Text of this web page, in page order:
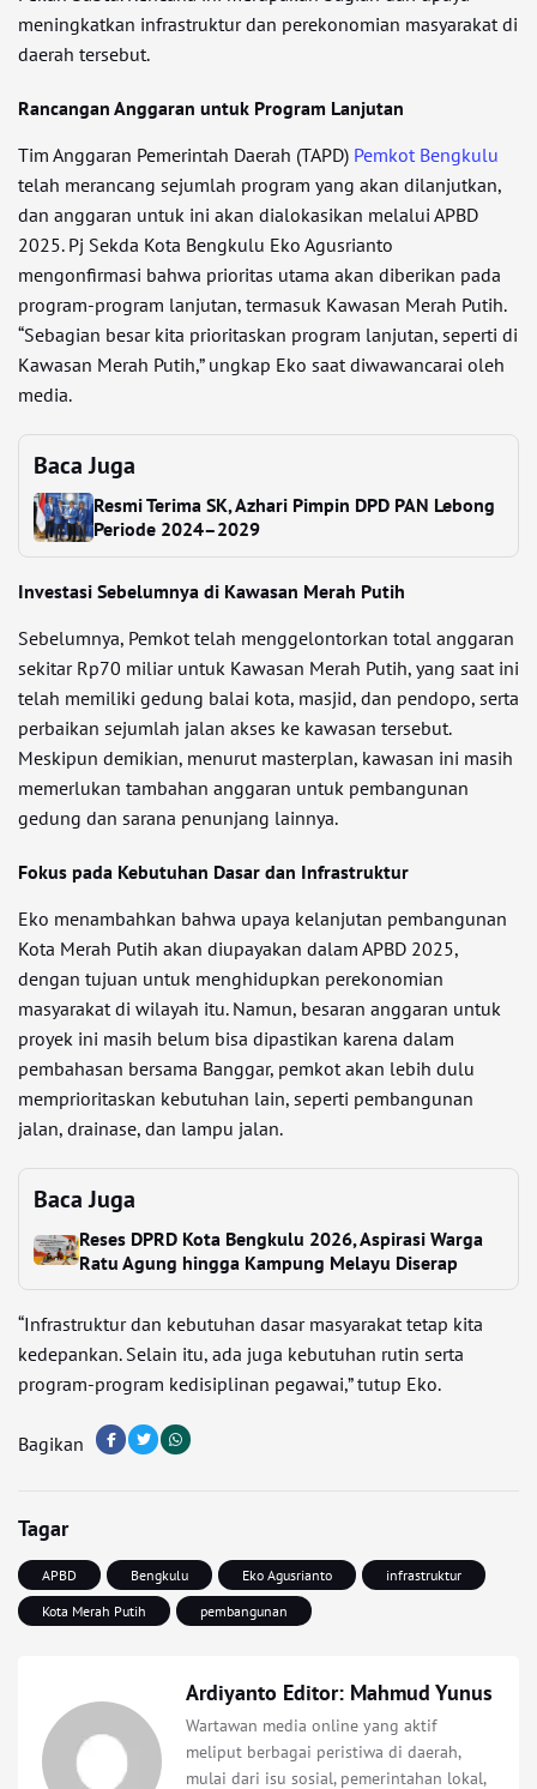
meningkatkan infrastruktur dan perekonomian masyarakat di
daerah tersebut.
Rancangan Anggaran untuk Program Lanjutan
Tim Anggaran Pemerintah Daerah (TAPD) Pemkot Bengkulu
telah merancang sejumlah program yang akan dilanjutkan,
dan anggaran untuk ini akan dialokasikan melalui APBD
2025. Pj Sekda Kota Bengkulu Eko Agusrianto
mengonfirmasi bahwa prioritas utama akan diberikan pada
program-program lanjutan, termasuk Kawasan Merah Putih.
“Sebagian besar kita prioritaskan program lanjutan, seperti di
Kawasan Merah Putih,” ungkap Eko saat diwawancarai oleh
media.
Baca Juga
Resmi Terima SK, Azhari Pimpin DPD PAN Lebong
Periode 2024–2029
Investasi Sebelumnya di Kawasan Merah Putih
Sebelumnya, Pemkot telah menggelontorkan total anggaran
sekitar Rp70 miliar untuk Kawasan Merah Putih, yang saat ini
telah memiliki gedung balai kota, masjid, dan pendopo, serta
perbaikan sejumlah jalan akses ke kawasan tersebut.
Meskipun demikian, menurut masterplan, kawasan ini masih
memerlukan tambahan anggaran untuk pembangunan
gedung dan sarana penunjang lainnya.
Fokus pada Kebutuhan Dasar dan Infrastruktur
Eko menambahkan bahwa upaya kelanjutan pembangunan
Kota Merah Putih akan diupayakan dalam APBD 2025,
dengan tujuan untuk menghidupkan perekonomian
masyarakat di wilayah itu. Namun, besaran anggaran untuk
proyek ini masih belum bisa dipastikan karena dalam
pembahasan bersama Banggar, pemkot akan lebih dulu
memprioritaskan kebutuhan lain, seperti pembangunan
jalan, drainase, dan lampu jalan.
Baca Juga
Reses DPRD Kota Bengkulu 2026, Aspirasi Warga
Ratu Agung hingga Kampung Melayu Diserap
“Infrastruktur dan kebutuhan dasar masyarakat tetap kita
kedepankan. Selain itu, ada juga kebutuhan rutin serta
program-program kedisiplinan pegawai,” tutup Eko.
Bagikan
Tagar
APBD Bengkulu Eko Agusrianto
infrastruktur
Kota Merah Putih
pembangunan
Ardiyanto Editor: Mahmud Yunus
Wartawan media online yang aktif
meliput berbagai peristiwa di daerah,
mulai dari isu sosial, pemerintahan lokal,